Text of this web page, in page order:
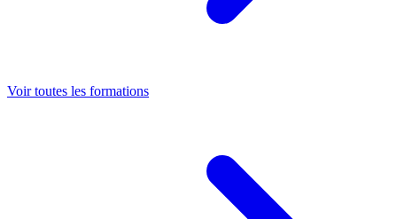
Voir toutes les formations